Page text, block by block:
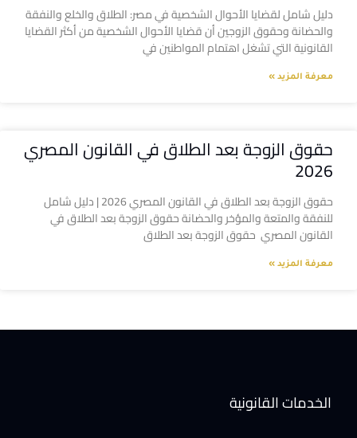
دليل شامل لقضايا الأحوال الشخصية في مصر: الطلاق والخلع والنفقة
والحضانة وحقوق الزوجين أن قضايا الأحوال الشخصية من أكثر القضايا
القانونية التي تشغل اهتمام المواطنين في
معرفة المزيد »
حقوق الزوجة بعد الطلاق في القانون المصري
2026
حقوق الزوجة بعد الطلاق في القانون المصري 2026 | دليل شامل
للنفقة والمتعة والمؤخر والحضانة حقوق الزوجة بعد الطلاق في
القانون المصري حقوق الزوجة بعد الطلاق
معرفة المزيد »
الخدمات القانونية